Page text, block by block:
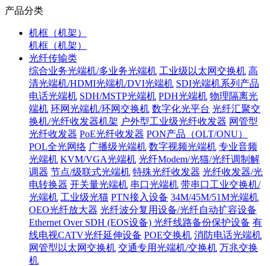
产品分类
机框（机架）
机框（机架）
光纤传输类
综合业务光端机/多业务光端机 工业级以太网交换机 高
清光端机/HDMI光端机/DVI光端机 SDI光端机系列产品
电话光端机 SDH/MSTP光端机 PDH光端机 物理隔离光
端机 环网光端机/环网交换机 数字化光平台 光纤汇聚交
换机/光纤收发器机架 户外型工业级光纤收发器 网管型
光纤收发器 PoE光纤收发器 PON产品（OLT/ONU）
POL全光网络 广播级光端机 数字视频光端机 专业音频
光端机 KVM/VGA光端机 光纤Modem/光猫/光纤调制解
调器 节点/级联式光端机 特殊光纤收发器 光纤收发器/光
电转换器 开关量光端机 串口光端机 带串口工业交换机/
光端机 工业级光猫 PTN接入设备 34M/45M/51M光端机
OEO光纤放大器 光纤波分复用设备/光纤自动扩容设备
Ethernet Over SDH (EOS设备) 光纤线路备份保护设备 有
线电视CATV光纤延伸设备 POE交换机 消防电话光端机
网管型以太网交换机 交通专用光端机/交换机 万兆交换
机